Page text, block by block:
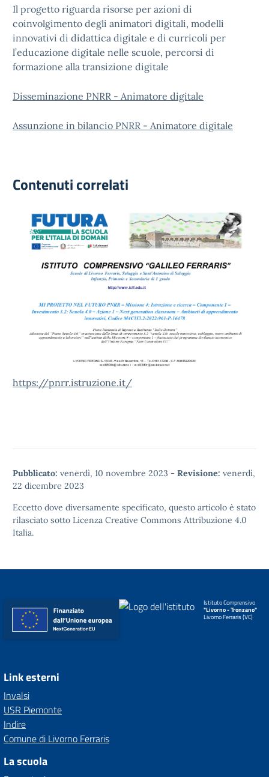
Il progetto riguarda risorse per azioni di
coinvolgimento degli animatori digitali, modelli
innovativi di didattica digitale e di curricoli per
l’educazione digitale nelle scuole, percorsi di
formazione alla transizione digitale
Disseminazione PNRR - Animatore digitale
Assunzione in bilancio PNRR - Animatore digitale
Contenuti correlati
https://pnrr.istruzione.it/
Pubblicato: venerdì, 10 novembre 2023 - Revisione: venerdì,
22 dicembre 2023
Eccetto dove diversamente specificato, questo articolo è stato
rilasciato sotto Licenza Creative Commons Attribuzione 4.0
Italia.
Istituto Comprensivo
"Livorno - Tronzano"
Livorno Ferraris (VC)
Link esterni
Invalsi
USR Piemonte
Indire
Comune di Livorno Ferraris
La scuola